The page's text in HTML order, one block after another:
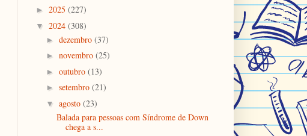
► 2025 (227)
▼ 2024 (308)
► dezembro (37)
► novembro (25)
► outubro (13)
► setembro (21)
▼ agosto (23)
Balada para pessoas com Síndrome de Down
chega a s...